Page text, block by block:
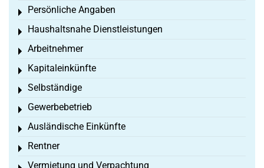
Persönliche Angaben
Toggle menu
Haushaltsnahe Dienstleistungen
Toggle menu
Arbeitnehmer
Toggle menu
Kapitaleinkünfte
Toggle menu
Selbständige
Toggle menu
Gewerbebetrieb
Toggle menu
Ausländische Einkünfte
Toggle menu
Rentner
Toggle menu
Vermietung und Verpachtung